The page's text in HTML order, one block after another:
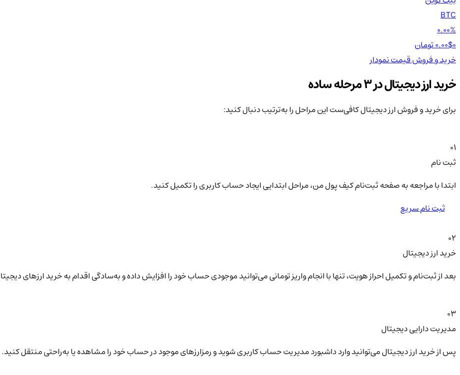
BTC
0.00%
0.00$0 تومان
خرید و فروشقیمتنمودار
خرید ارز دیجیتال در 3 مرحله ساده
برای خرید و فروش ارز دیجیتال کافی‌ست این مراحل را به‌ترتیب دنبال کنید:
01
ثبت نام
ابتدا با مراجعه به صفحه ثبت‌نام کیف‌ پول من، مراحل ابتدایی ایجاد حساب کاربری را تکمیل کنید.
ثبت نام سریع
02
خرید ارز دیجیتال
بعد از ثبت‌نام و تکمیل احراز هویت، تنها با انجام واریز تومانی می‌توانید موجودی حساب خود را افزایش داده و به‌سادگی اقدام به خرید ارزهای
03
مدیریت دارایی دیجیتال
پس از خرید ارز دیجیتال می‌توانید وارد داشبورد مدیریت حساب کاربری شوید و رمزارزهای موجود در حساب خود را مشاهده یا به‌راحتی منتقل کنید.